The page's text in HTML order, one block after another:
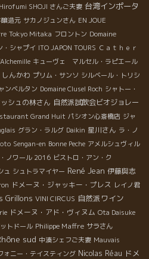
Hirofumi SHOJI さんご夫妻 台湾インポータ
造元 サカノジュンさん EN JOUE
Tokyo Mitaka フロントン Domaine
・シャプイ ITO JAPON TOURS Ｃａｔｈｅｒ
キューヴェ マルセル・ラピエール
んかわ プリム・サンソ シルベール・トリシ
ンベルタン Domaine Clusel Roch シャトー・
シュの林さん 自然派試飲会ビオジョレー
Grand Huit パシオン心斎橋店 ジャ
グラン・ラルグ Daikin 星川さん ラ・ノ
Sengan-en Bonne Peche アメルシュヴィル
ノワール 2016 ビストロ・アン・ク
ュ シュトラマイヤー René Jean 伊藤與志
ドメーヌ・ジャッキー・プレス レイノ君
Grillons VINI CIRCUS 自然派ワイン
ドメーヌ・アド・ヴィヌム Ota Daisuke
トドール Philippe Maffre サラさん
sud 中湊シェフご夫妻 Mauvais
ォニー・テイスティング Nicolas Réau ドメ